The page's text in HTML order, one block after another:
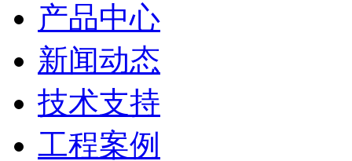
产品中心
新闻动态
技术支持
工程案例